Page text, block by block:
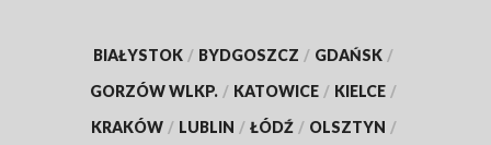
BIAŁYSTOK / BYDGOSZCZ / GDAŃSK /
GORZÓW WLKP. / KATOWICE / KIELCE /
KRAKÓW / LUBLIN / ŁÓDŹ / OLSZTYN /